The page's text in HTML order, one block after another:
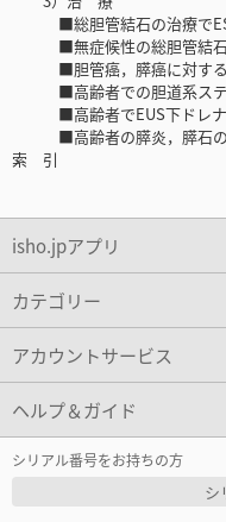
■総胆管結石の治療で
■無症候性の総胆管結石
■胆管癌，膵癌に対する
■高齢者での胆道系ステ
■高齢者でEUS下ドレナ
■高齢者の膵炎，膵石の
索 引
isho.jpアプリ
カテゴリー
アカウントサービス
ヘルプ＆ガイド
シリアル番号をお持ちの方
シ